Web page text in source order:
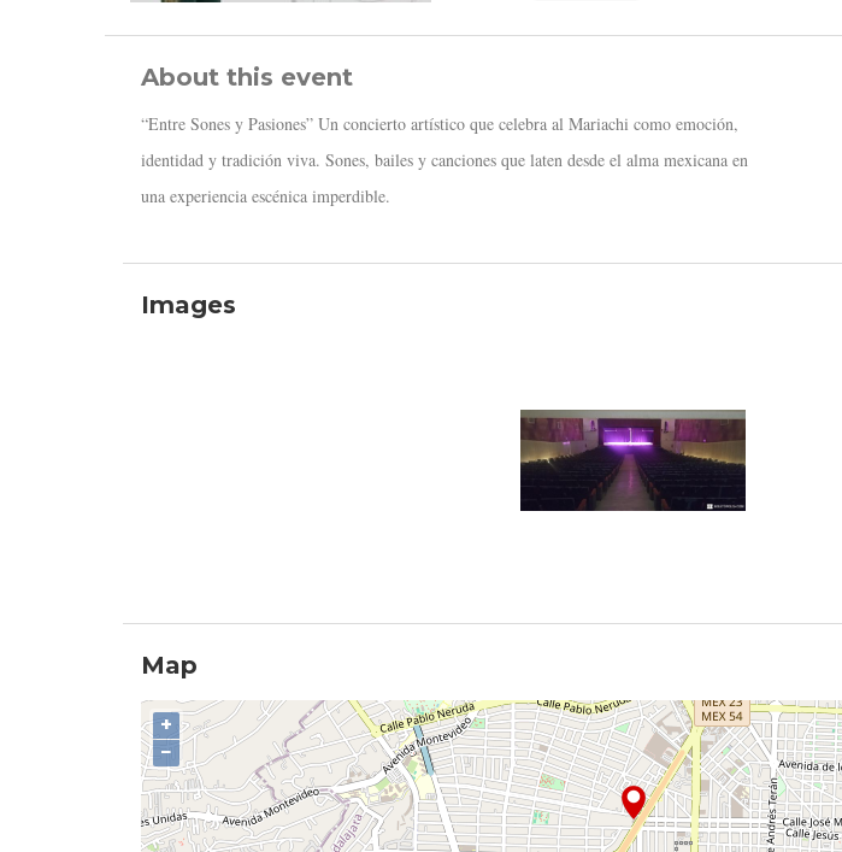
About this event
“Entre Sones y Pasiones” Un concierto artístico que celebra al Mariachi como emoción,
identidad y tradición viva. Sones, bailes y canciones que laten desde el alma mexicana en
una experiencia escénica imperdible.
Images
Map
+
−